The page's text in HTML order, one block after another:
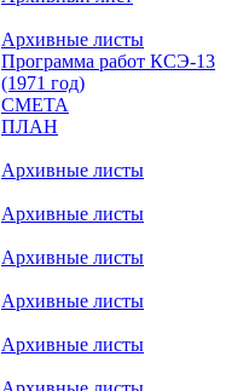
Архивные листы
Программа работ КСЭ-13
(1971 год)
СМЕTA
ПЛАН
Архивные листы
Архивные листы
Архивные листы
Архивные листы
Архивные листы